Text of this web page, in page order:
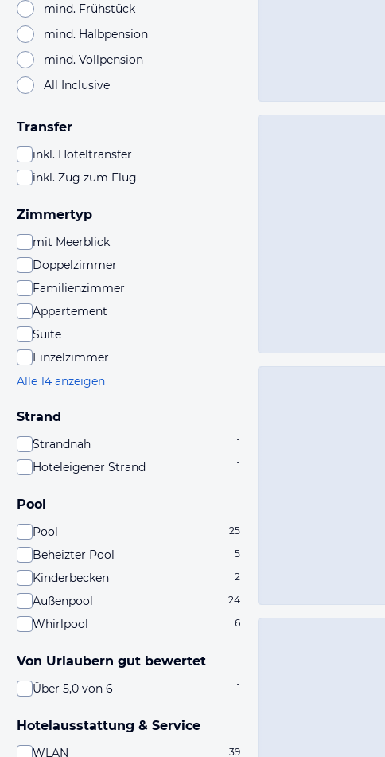
mind. Frühstück
mind. Halbpension
mind. Vollpension
All Inclusive
Transfer
inkl. Hoteltransfer
inkl. Zug zum Flug
Zimmertyp
mit Meerblick
Doppelzimmer
Familienzimmer
Appartement
Suite
Einzelzimmer
Alle 14 anzeigen
Strand
Strandnah 1
Hoteleigener Strand 1
Pool
Pool 25
Beheizter Pool 5
Kinderbecken 2
Außenpool 24
Whirlpool 6
Von Urlaubern gut bewertet
Über 5,0 von 6 1
Hotelausstattung & Service
WLAN 39